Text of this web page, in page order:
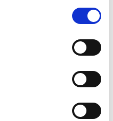
společníkům ve
samotným